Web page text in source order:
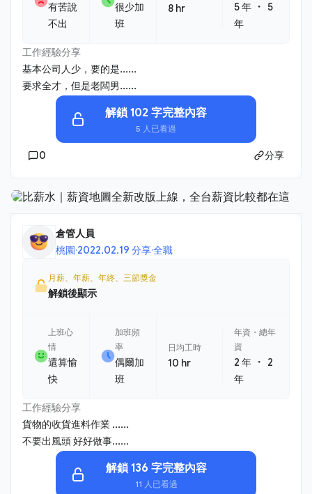
有苦說
不出
很少加
班
8 hr 5 年 ・5
年
工作經驗分享
基本公司人少，要的是......
要求全才，但是老闆男......
解鎖 102 字完整內容
5 人已看過
0 分享
倉管人員
桃園·2022.02.19 分享·全職
月薪、年薪、年終、三節獎金
解鎖後顯示
上班心
情
還算愉
快
加班頻
率
偶爾加
班
日均工時
10 hr
年資・總年
資
2 年 ・
2
年
工作經驗分享
貨物的收貨進料作業 ......
不要出風頭 好好做事......
解鎖 136 字完整內容
11 人已看過